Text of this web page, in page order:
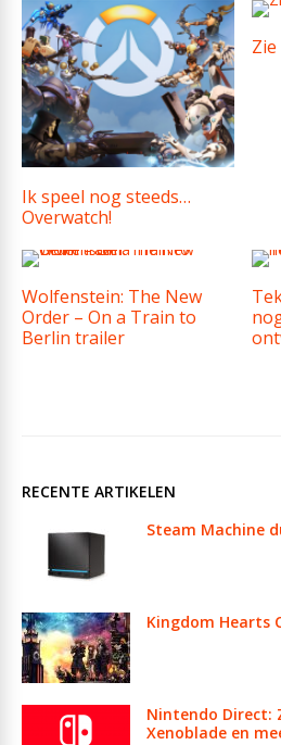
Ik speel nog steeds…
Overwatch!
Wolfenstein: The New
Order – On a Train to
Berlin trailer
RECENTE ARTIKELEN
Steam Machine
Kingdom Hearts
Nintendo Direct:
Xenoblade en